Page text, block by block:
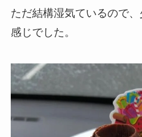
ただ結構湿気ているので
感じでした。